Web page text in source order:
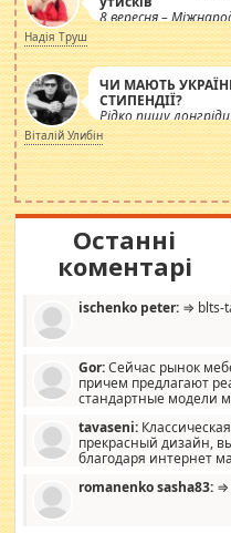
8 вересня –
журналістів.
Надія Труш
ЧИ МАЮТЬ
СТИПЕНДІЇ?
Рідко пишу
просто дістало!
навколо
роздувається ще
Віталій Улибін
Останні
коментарі
ischenko peter: ⇒ blts-
Gor:Сейчас рынок
причем предлагают
стандартные модели
стандартные формы, в
со вкусом все в порядке,
мебель, а это не последний
tavaseni:
прекрасный дизайн,
благодаря интернет
romanenko sasha83: ⇒